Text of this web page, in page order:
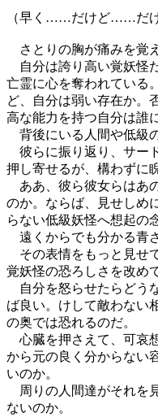
（早く……だけど……だけ
さとりの胸が痛みを覚
自分は誇り高い覚妖怪
亡霊に心を奪われている
ど、自分は弱い存在か。
高な能力を持つ自分は誰
背後にいる人間や低級
彼らに振り返り、サー
押し寄せるが、構わずに
ああ、彼ら彼女らはあ
のか。ならば、見せしめ
らない低級妖怪へ想起の
遠くからでも分かる青
その表情をもっと見せ
覚妖怪の恐ろしさを改め
自分を怒らせたらどう
ば良い。けして敵わない
の奥では恐れるのだ。
心臓を押さえて、可哀
から元の良く分からない
いのか。
周りの人間達がそれを
ないのか。